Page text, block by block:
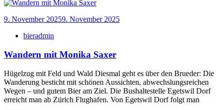
9. November 20259. November 2025
bieradmin
Wandern mit Monika Saxer
Hügelzug mit Feld und Wald Diesmal geht es über den Brueder: Die
Wanderung besticht mit schönen Aussichten, abwechslungsreichen
Wegen – und gutem Bier am Ziel. Die Bushaltestelle Egetswil Dorf
erreicht man ab Zürich Flughafen. Von Egetswil Dorf folgt man